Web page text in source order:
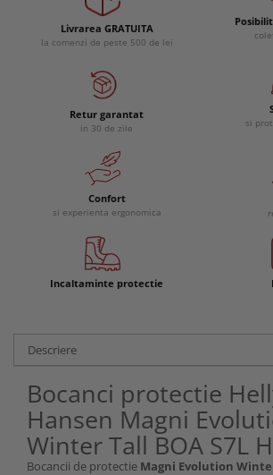
Livrarea GRATUITA
la comenzi de peste 500 de lei
Retur garantat
in 30 de zile si
Confort
si experienta ergonomica
Incaltaminte protectie
Descriere
Bocanci protectie
Hansen Magni
Winter Tall BOA S7L
Bocancii de protectie Magni Evolution